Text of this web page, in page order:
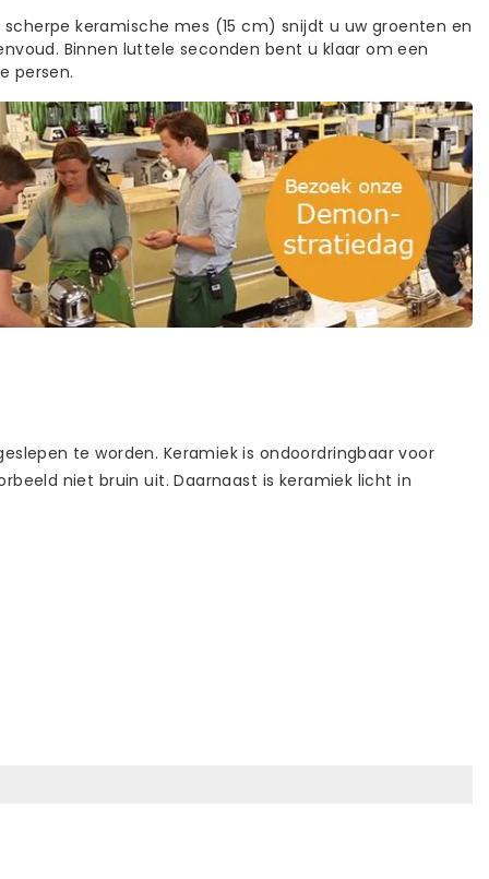
keramische mes (15 cm) snijdt u uw groenten en
Binnen luttele seconden bent u klaar om een
persen.
te worden. Keramiek is ondoordringbaar voor
niet bruin uit. Daarnaast is keramiek licht in